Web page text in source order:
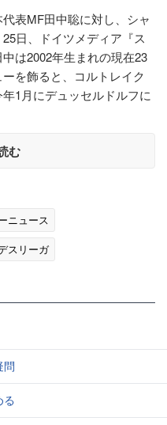
表MF田中聡に対し、シャ
日、ドイツメディア『ス
は2002年生まれの現在23
を飾ると、コルトレイク
1月にデュッセルドルフに
む
ニュース
スリーガ
問
る